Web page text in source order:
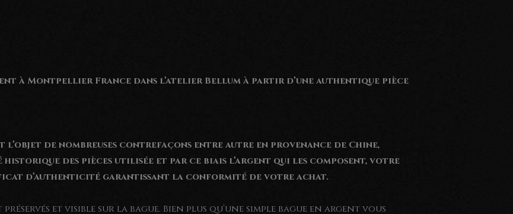
à Montpellier France dans l’atelier Bellumà partir d’une authentique pièce
l’objet de nombreuses contrefaçons entre autre en provenance de Chine,
des pièces utilisée et par ce biais l’argent qui les composent, votre
d’authenticité garantissant la conformité de votre achat.
et visible sur la bague. Bien plus qu’une simple bague en argent vous